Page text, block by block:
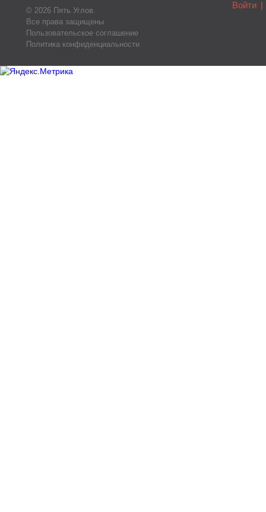
© 2026 Пять Углов.
Все права защищены
Пользовательское соглашение
Политика конфиденциальности
Войти